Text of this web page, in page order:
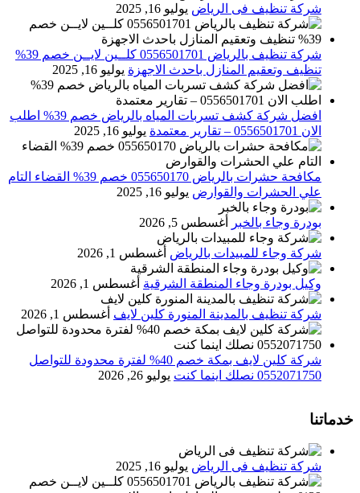
شركة تنظيف فى الرياض يوليو 16, 2025
شركة تنظيف بالرياض 0556501701 كلــين لايــن خصم 39%
تنظيف وتعقيم المنازل باحدث الاجهزة يوليو 16, 2025
افضل شركة كشف تسربات المياه بالرياض خصم 39% اطلب
الان 0556501701‬‏ – تقارير معتمدة
يوليو 16, 2025
مكافحة حشرات بالرياض 055650170 خصم 39% القضاء التام
علي الحشرات والقوارض يوليو 16, 2025
بودرة وجاء بالخبر أغسطس 5, 2026
شركة وجاء للمبيدات بالرياض أغسطس 1, 2026
وكيل بودرة وجاء المنطقة الشرقية أغسطس 1, 2026
شركة تنظيف بالمدينة المنورة كلين لايف أغسطس 1, 2026
شركة كلين لايف بمكة خصم 40% لفترة محدودة للتواصل
0552071750 نصلك اينما كنت
يوليو 26, 2026
خدماتنا
شركة تنظيف فى الرياض يوليو 16, 2025